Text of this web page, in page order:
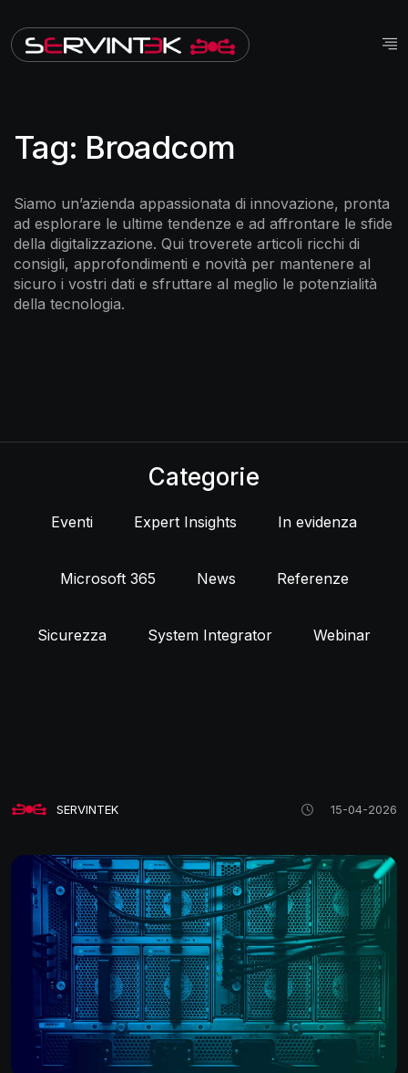
Tag: Broadcom
Siamo un’azienda appassionata di innovazione, pronta
ad esplorare le ultime tendenze e ad affrontare le sfide
della digitalizzazione. Qui troverete articoli ricchi di
consigli, approfondimenti e novità per mantenere al
sicuro i vostri dati e sfruttare al meglio le potenzialità
della tecnologia.
Categorie
Eventi Expert Insights In evidenza
Microsoft 365 News Referenze
Sicurezza System Integrator Webinar
SERVINTEK 15-04-2026